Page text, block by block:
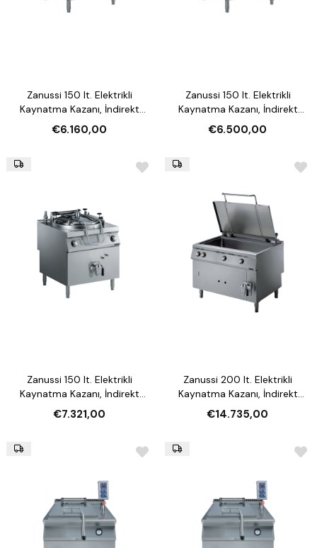
Zanussi 150 lt. Elektrikli
Kaynatma Kazanı, İndirekt
Isıtmalı (Model 392120)
€6.160,00
Zanussi 150 lt. Elektrikli
Kaynatma Kazanı, İndirekt
Isıtmalı, Otomatik Su
Doldurmalı (Model 392121)
€6.500,00
Zanussi 150 lt. Elektrikli
Kaynatma Kazanı, İndirekt
Isıtmalı (Model 392122)
€7.321,00
Zanussi 200 lt. Elektrikli
Kaynatma Kazanı, İndirekt
Isıtmalı (Model 392123)
€14.735,00